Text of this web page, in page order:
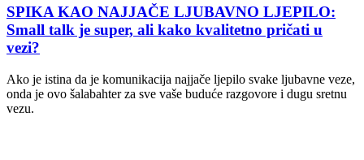
SPIKA KAO NAJJAČE LJUBAVNO LJEPILO:
Small talk je super, ali kako kvalitetno pričati u
vezi?
Ako je istina da je komunikacija najjače ljepilo svake ljubavne veze,
onda je ovo šalabahter za sve vaše buduće razgovore i dugu sretnu
vezu.